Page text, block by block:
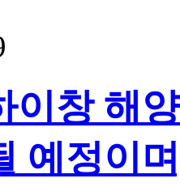
이창 해
예정이